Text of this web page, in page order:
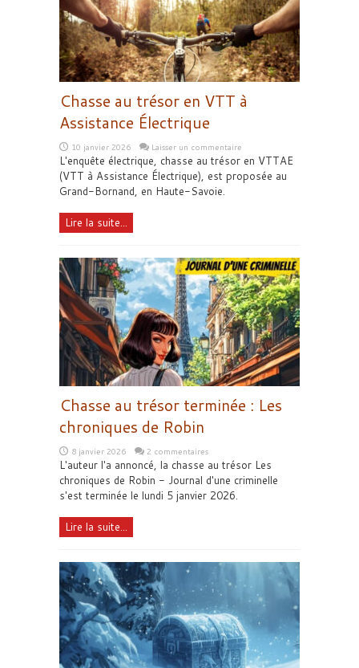
Chasse au trésor en VTT à
Assistance Électrique
10 janvier 2026 Laisser un commentaire
L'enquête électrique, chasse au trésor en VTTAE
(VTT à Assistance Électrique), est proposée au
Grand-Bornand, en Haute-Savoie.
Lire la suite...
Chasse au trésor terminée : Les
chroniques de Robin
8 janvier 2026 2 commentaires
L'auteur l'a annoncé, la chasse au trésor Les
chroniques de Robin - Journal d'une criminelle
s'est terminée le lundi 5 janvier 2026.
Lire la suite...